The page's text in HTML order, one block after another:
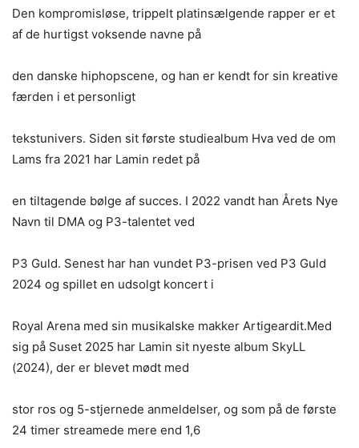
Den kompromisløse, trippelt platinsælgende rapper er et
af de hurtigst voksende navne på
den danske hiphopscene, og han er kendt for sin kreative
færden i et personligt
tekstunivers. Siden sit første studiealbum Hva ved de om
Lams fra 2021 har Lamin redet på
en tiltagende bølge af succes. I 2022 vandt han Årets Nye
Navn til DMA og P3-talentet ved
P3 Guld. Senest har han vundet P3-prisen ved P3 Guld
2024 og spillet en udsolgt koncert i
Royal Arena med sin musikalske makker Artigeardit.Med
sig på Suset 2025 har Lamin sit nyeste album SkyLL
(2024), der er blevet mødt med
stor ros og 5-stjernede anmeldelser, og som på de første
24 timer streamede mere end 1,6